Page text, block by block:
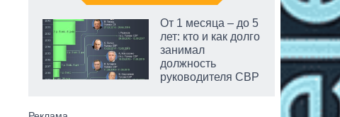
От 1 месяца – до 5
лет: кто и как долго
занимал
должность
руководителя СВР